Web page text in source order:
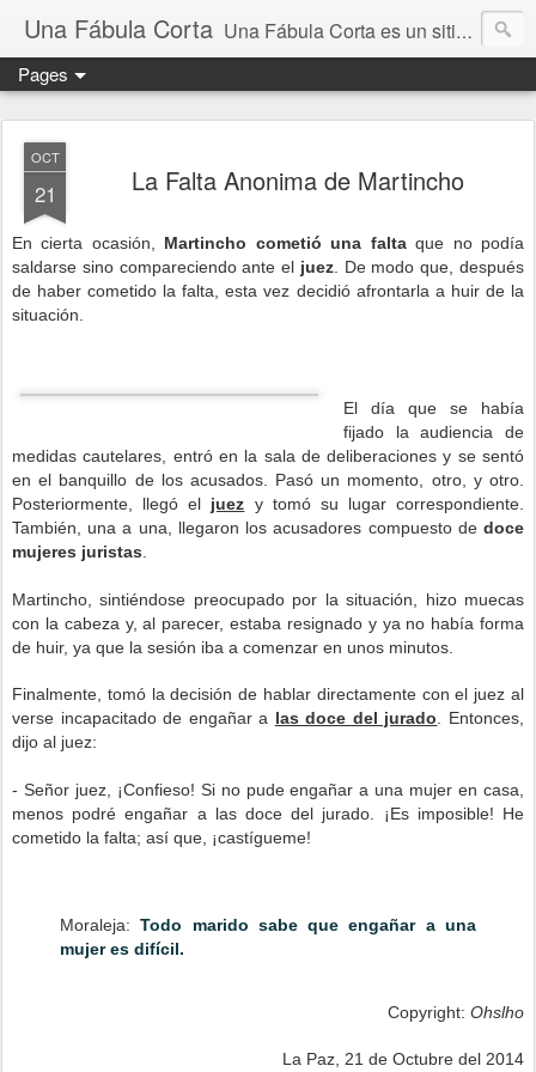
Una Fábula Corta Una Fábula Corta es un sitio donde se publican fábulas de Esopo, Martincho, Samaniego y de Iriarte, todas ellas tienen su propia moraleja
Pages
OCT
21 La Falta Anonima de Martincho
En cierta ocasión, Martincho cometió una faltaque no podía
saldarse sino compareciendo ante el juez. De modo que, después
de haber cometido la falta, esta vez decidió afrontarla a huir de la
situación.
El día que se había
fijado la audiencia de
medidas cautelares, entró en la sala de deliberaciones y se sentó
en el banquillo de los acusados. Pasó un momento, otro, y otro.
Posteriormente, llegó el juez y tomó su lugar correspondiente.
También, una a una, llegaron los acusadores compuesto de doce
mujeres juristas
Martincho, sintiéndose preocupado por la situación, hizo muecas
con la cabeza y, al parecer, estaba resignado y ya no había forma
de huir, ya que la sesión iba a comenzar en unos minutos.
Finalmente, tomó la decisión de hablar directamente con el juez al
verse incapacitado de engañar a las doce del jurado . Entonces,
dijo al juez:
- Señor juez, ¡Confieso! Si no pude engañar a una mujer en casa,
menos podré engañar a las doce del jurado. ¡Es imposible! He
cometido la falta; así que, ¡castígueme!
Moraleja:Todo marido sabe que engañar a una
mujer es difícil.
Copyright: Ohslho
La Paz, 21 de Octubre del 2014